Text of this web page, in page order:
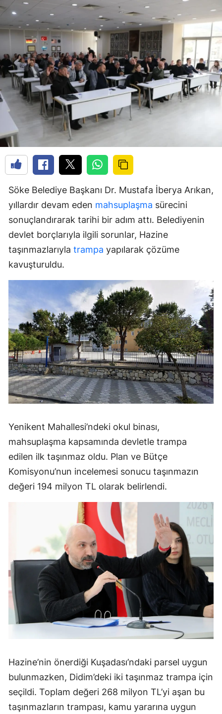
Söke Belediye Başkanı Dr. Mustafa İberya Arıkan,
yıllardır devam eden mahsuplaşma sürecini
sonuçlandırarak tarihi bir adım attı. Belediyenin
devlet borçlarıyla ilgili sorunlar, Hazine
taşınmazlarıyla trampa yapılarak çözüme
kavuşturuldu.
Yenikent Mahallesi’ndeki okul binası,
mahsuplaşma kapsamında devletle trampa
edilen ilk taşınmaz oldu. Plan ve Bütçe
Komisyonu’nun incelemesi sonucu taşınmazın
değeri 194 milyon TL olarak belirlendi.
Hazine’nin önerdiği Kuşadası’ndaki parsel uygun
bulunmazken, Didim’deki iki taşınmaz trampa için
seçildi. Toplam değeri 268 milyon TL’yi aşan bu
taşınmazların trampası, kamu yararına uygun